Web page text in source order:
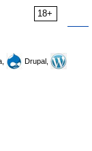
18+
Drupal,